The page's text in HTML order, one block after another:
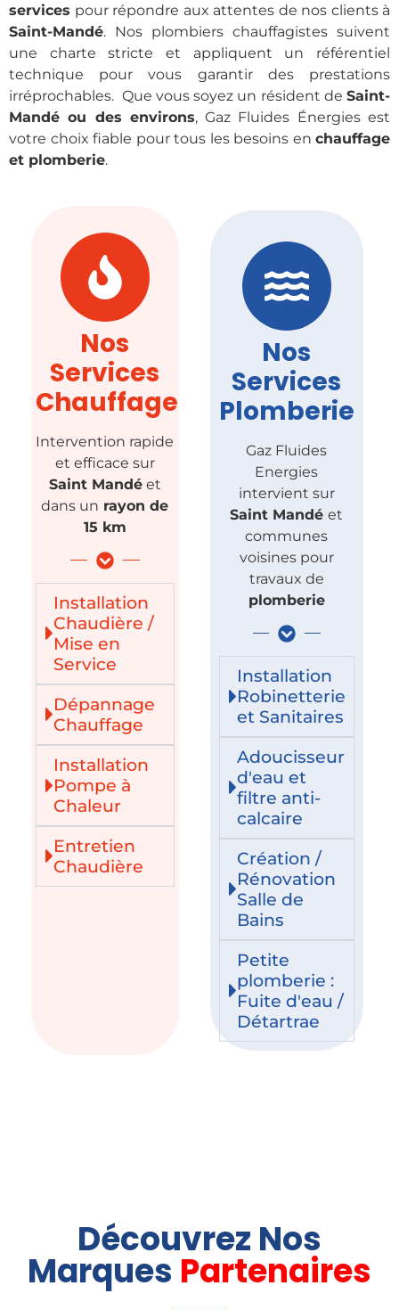
services pour répondre aux attentes de nos clients à
Saint-Mandé. Nos plombiers chauffagistes suivent
une charte stricte et appliquent un référentiel
technique pour vous garantir des prestations
irréprochables. Que vous soyez un résident de Saint-
Mandé ou des environs, Gaz Fluides Énergies est
votre choix fiable pour tous les besoins en chauffage
et plomberie.
Nos
Services
Chauffage
Intervention rapide
et efficace sur
Saint Mandéet
dans un rayon de
15 km
Installation
Chaudière /
Mise en
Service
Dépannage
Chauffage
Installation
Pompe à
Chaleur
Entretien
Chaudière
Nos
Services
Plomberie
Gaz Fluides
Energies
intervient sur
Saint Mandéet
communes
voisines pour
travaux de
plomberie
Installation
Robinetterie
et Sanitaires
Adoucisseur
d'eau et
filtre anti-
calcaire
Création /
Rénovation
Salle de
Bains
Petite
plomberie :
Fuite d'eau /
Détartrae
Découvrez Nos
Marques Partenaires